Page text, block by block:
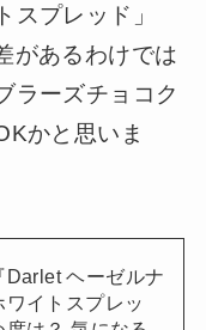
スプレッド」
があるわけでは
ラーズチョコク
かと思いま
Darlet ヘーゼルナ
ワイトスプレッ